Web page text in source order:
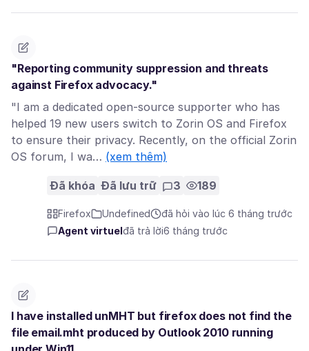
"Reporting community suppression and threats
against Firefox advocacy."
"I am a dedicated open-source supporter who has
helped 19 new users switch to Zorin OS and Firefox
to ensure their privacy. Recently, on the official Zorin
OS forum, I wa… (xem thêm)
Đã khóa Đã lưu trữ 3 189
Firefox Undefined
đã hỏi vào lúc 6 tháng trước
Agent virtuel đã trả lời6 tháng trước
I have installed unMHT but firefox does not find the
file email.mht produced by Outlook 2010 running